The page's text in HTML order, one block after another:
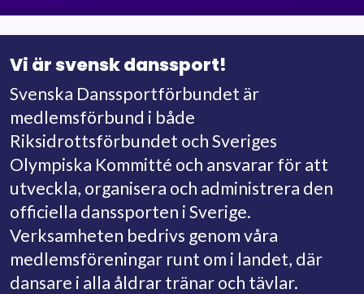
Vi är svensk danssport!
Svenska Danssportförbundet är
medlemsförbund i både
Riksidrottsförbundet och Sveriges
Olympiska Kommitté och ansvarar för att
utveckla, organisera och administrera den
officiella danssporten i Sverige.
Verksamheten bedrivs genom våra
medlemsföreningar runt om i landet, där
dansare i alla åldrar tränar och tävlar.